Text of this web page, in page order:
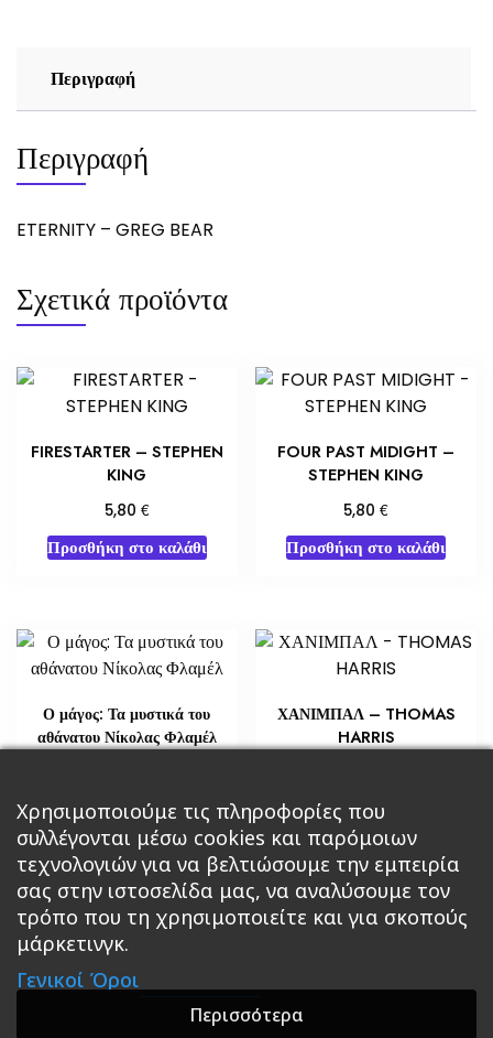
Περιγραφή
Περιγραφή
ETERNITY – GREG BEAR
Σχετικά προϊόντα
FIRESTARTER – STEPHEN
KING
5,80 €
Προσθήκη στο καλάθι
FOUR PAST MIDIGHT –
STEPHEN KING
5,80€
Προσθήκη στο καλάθι
Ο μάγος: Τα μυστικά του
αθάνατου Νίκολας Φλαμέλ
Διαβάστε περισσότερα
ΧΑΝΙΜΠΑΛ – THOMAS
HARRIS
Προσθήκη στο καλάθι
Κεντρική Βιβλία
Roleplaying Games Ψυχαγωγία Εκδόσεις Βάρδος
Σε Προσφορά
Χρησιμοποιούμε τις πληροφορίες που
συλλέγονται μέσω cookies και παρόμοιων
τεχνολογιών για να βελτιώσουμε την εμπειρία
σας στην ιστοσελίδα μας, να αναλύσουμε τον
τρόπο που τη χρησιμοποιείτε και για σκοπούς
μάρκετινγκ.
Γενικοί Όροι
Περισσότερα